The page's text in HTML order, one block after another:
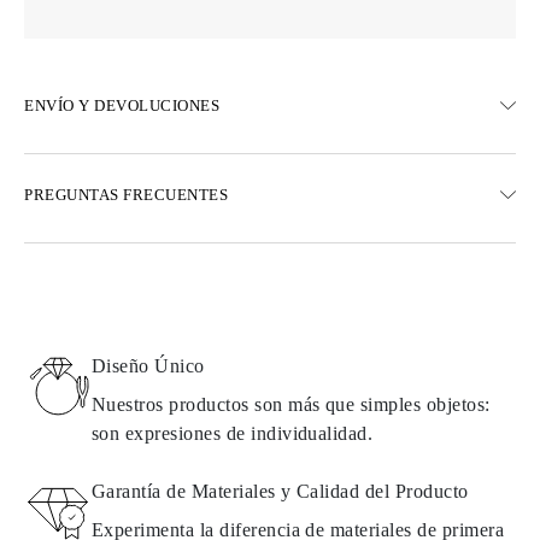
ENVÍO Y DEVOLUCIONES
Opciones de entrega exprés también están disponibles
Detalles sobre métodos de envío, costos y tiempos de entrega se
pueden encontrar en laspreguntas frecuentes sobre la entrega
Todos los productos de Omara se fabrican por encargo según los
PREGUNTAS FRECUENTES
Diseño Único
Nuestros productos son más que simples objetos:
son expresiones de individualidad.
Garantía de Materiales y Calidad del Producto
Experimenta la diferencia de materiales de primera